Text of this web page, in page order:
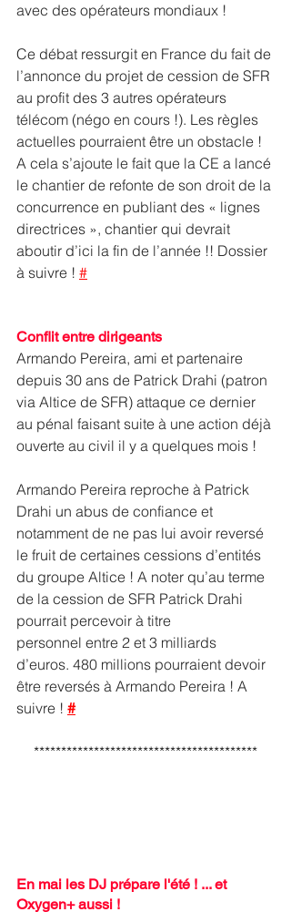
avec des opérateurs mondiaux !
Ce débat ressurgit en France du fait de
l’annonce du projet de cession de SFR
au profit des 3 autres opérateurs
télécom (négo en cours !). Les règles
actuelles pourraient être un obstacle !
A cela s’ajoute le fait que la CE a lancé
le chantier de refonte de son droit de la
concurrence en publiant des « lignes
directrices », chantier qui devrait
aboutir d’ici la fin de l’année !! Dossier
à suivre ! #
Conflit entre dirigeants
Armando Pereira, ami et partenaire
depuis 30 ans de Patrick Drahi (patron
via Altice de SFR) attaque ce dernier
au pénal faisant suite à une action déjà
ouverte au civil il y a quelques mois !
Armando Pereira reproche à Patrick
Drahi un abus de confiance et
notamment de ne pas lui avoir reversé
le fruit de certaines cessions d’entités
du groupe Altice ! A noter qu’au terme
de la cession de SFR Patrick Drahi
pourrait percevoir à titre
personnel entre 2 et 3 milliards
d’euros. 480 millions pourraient devoir
être reversés à Armando Pereira ! A
suivre ! #
*****************************************
En mai les DJ prépare l'été ! ... et
Oxygen+ aussi !